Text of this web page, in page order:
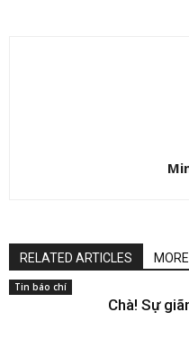
RELATED ARTICLES
Tin báo chí
Chà! Sự